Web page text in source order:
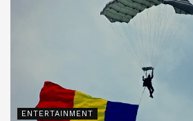
ENTERTAINMENT